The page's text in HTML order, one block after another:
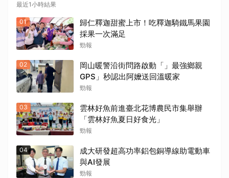
最近1小時結果
01
歸仁釋迦甜蜜上市！吃釋迦騎鐵馬果園
採果一次滿足
勁報
02
岡山暖警沿街問路啟動「」最強鄉親
GPS」秒認出阿嬤送回溫暖家
勁報
03
雲林好魚前進臺北花博農民市集舉辦
「雲林好魚夏日好食光」
勁報
04
成大研發超高功率鋁包銅導線助電動車
與AI發展
勁報